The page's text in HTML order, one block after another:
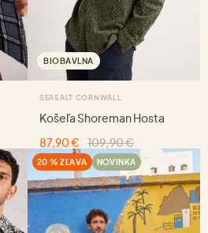
BIOBAVLNA
SEASALT CORNWALL
Košeľa Shoreman Hosta
87,90 €
109,90 €
20 % ZĽAVA NOVINKA